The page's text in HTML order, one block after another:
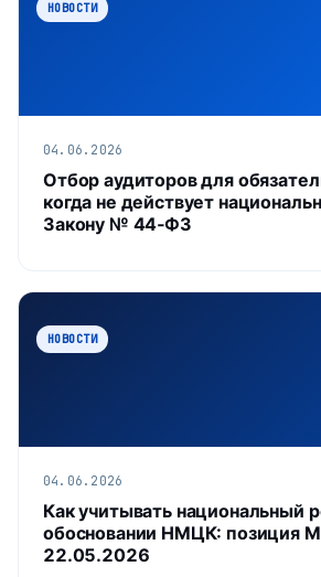
НОВОСТИ
04.06.2026
Отбор аудиторов для
когда не действует
Закону № 44‑ФЗ
НОВОСТИ
04.06.2026
Как учитывать национальный
обосновании НМЦК: позиция
22.05.2026